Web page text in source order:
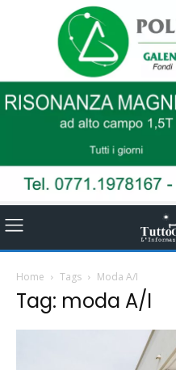
Home Tags Moda A/I
Tag: moda A/I